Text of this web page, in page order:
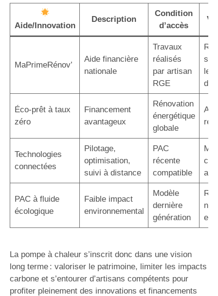
Aide/Innovation
Description
Condition
d’accès
MaPrimeRénov’
Aide financière
nationale
Travaux
réalisés
par artisan
RGE
le
Éco-prêt à taux
zéro
Financement
avantageux
Rénovation
énergétique
globale
Technologies
connectées
Pilotage,
optimisation,
suivi à distance
PAC
récente
compatible
PAC à fluide
écologique
Faible impact
environnemental
Modèle
dernière
génération
La pompe à chaleur s’inscrit donc dans une vision
long terme : valoriser le patrimoine, limiter les impacts
carbone et s’entourer d’artisans compétents pour
profiter pleinement des innovations et financements